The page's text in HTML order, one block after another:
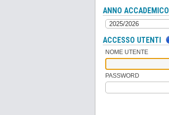
ANNO ACCADEMICO
ACCESSO UTENTI
NOME UTENTE
PASSWORD